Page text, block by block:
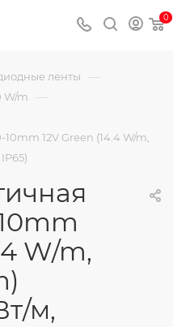
0
ленты —
W/m —
12V Green (14.4 W/m,
W/m,
м,